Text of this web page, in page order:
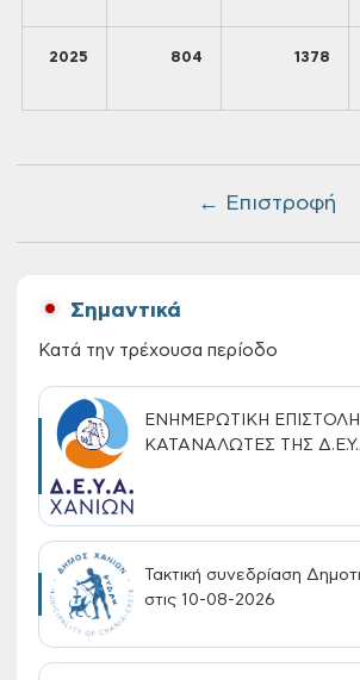
← Επιστροφή
2025 804 1378
Σημαντικά
Κατά την τρέχουσα περίοδο
ΕΝΗΜΕΡΩΤΙΚΗ
ΚΑΤΑΝΑΛΩΤΕΣ ΤΗΣ
Τακτική συνεδρίαση
στις 10-08-2026